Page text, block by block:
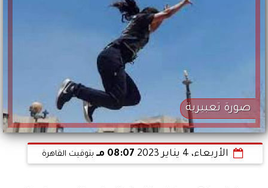
صورة تعبيرية
الأربعاء، 4 يناير 2023 08:07 مـ بتوقيت القاهرة